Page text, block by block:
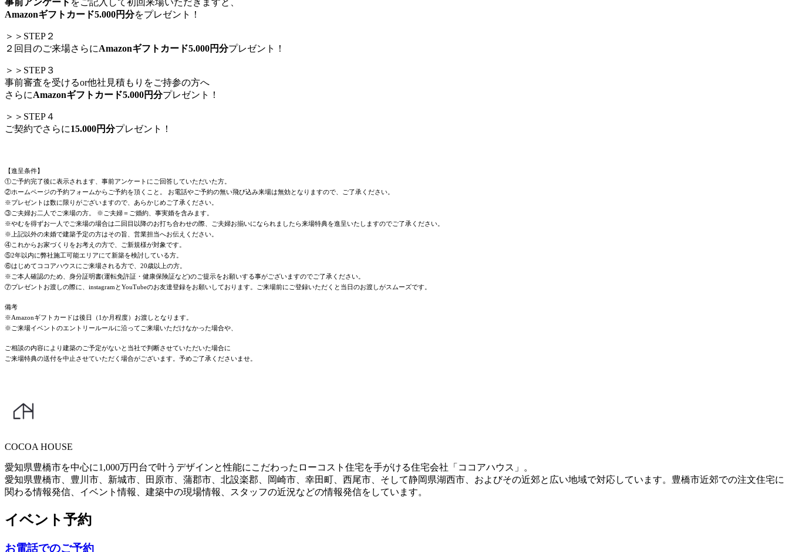
事前アンケート をご記入して初回来場いただきますと、
Amazonギフトカード5.000円分をプレゼント！
＞＞STEP２
２回目のご来場さらにAmazonギフトカード5.000円分プレゼント！
＞＞STEP３
事前審査を受けるor他社見積もりをご持参の方へ
さらにAmazonギフトカード5.000円分プレゼント！
＞＞STEP４
ご契約でさらに15.000円分プレゼント！
【進呈条件】
①ご予約完了後に表示されます、事前アンケートにご回答していただいた方。
②ホームページの予約フォームからご予約を頂くこと。 お電話やご予約の無い飛び込み来場は無効となりますので、ご了承ください。
※プレゼントは数に限りがございますので、あらかじめご了承ください。
③ご夫婦お二人でご来場の方。 ※ご夫婦＝ご婚約、事実婚を含みます。
※やむを得ずお一人でご来場の場合は二回目以降のお打ち合わせの際、ご夫婦お揃いになられましたら来場特典を進呈いたしますのでご了承ください。
※上記以外の未婚で建築予定の方はその旨、営業担当へお伝えください。
④これからお家づくりをお考えの方で、ご新規様が対象です。
⑤2年以内に弊社施工可能エリアにて新築を検討している方。
⑥はじめてココアハウスにご来場される方で、20歳以上の方。
※ご本人確認のため、身分証明書(運転免許証・健康保険証など)のご提示をお願いする事がございますのでご了承ください。
⑦プレゼントお渡しの際に、instagramとYouTubeのお友達登録をお願いしております。ご来場前にご登録いただくと当日のお渡しがスムーズです。
備考
※Amazonギフトカードは後日（1か月程度）お渡しとなります。
※ご来場イベントのエントリールールに沿ってご来場いただけなかった場合や、
ご相談の内容により建築のご予定がないと当社で判断させていただいた場合に
ご来場特典の送付を中止させていただく場合がございます。予めご了承くださいませ。
COCOA HOUSE
愛知県豊橋市を中心に1,000万円台で叶うデザインと性能にこだわったローコスト住宅を手がける住宅会社「ココアハウス」。
愛知県豊橋市、豊川市、新城市、田原市、蒲郡市、北設楽郡、岡崎市、幸田町、西尾市、そして静岡県湖西市、およびその近郊と広い地域で対応しています。豊橋市近郊での注文住宅に
関わる情報発信、イベント情報、建築中の現場情報、スタッフの近況などの情報発信をしています。
イベント予約
お電話でのご予約